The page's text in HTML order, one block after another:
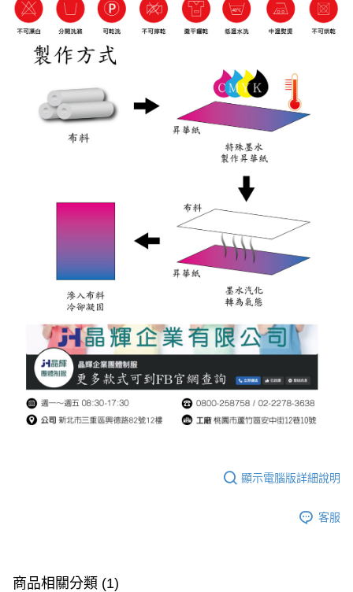
顯示電腦版詳細說明
客服
商品相關分類 (1)